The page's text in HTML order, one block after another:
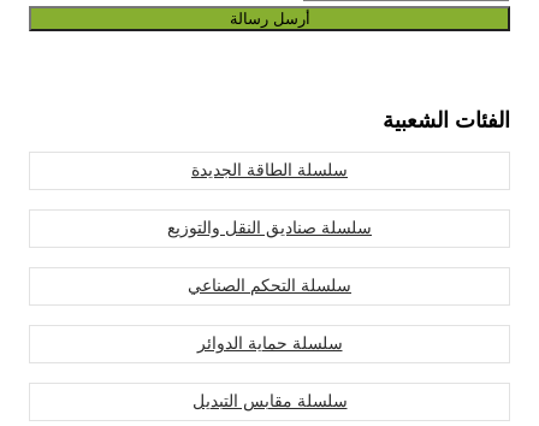
أرسل رسالة
الفئات الشعبية
سلسلة الطاقة الجديدة
سلسلة صناديق النقل والتوزيع
سلسلة التحكم الصناعي
سلسلة حماية الدوائر
سلسلة مقابس التبديل